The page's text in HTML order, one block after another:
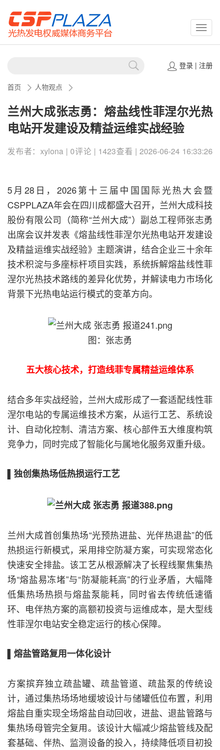
登录| 注册
首页 人物观点
兰州大成张志勇：熔盐线性菲涅尔光热
电站开发建设及精益运维实战经验
发布者：xylona | 0评论 | 1423查看 | 2026-06-24 16:33:26
5月28日，2026第十三届中国国际光热大会暨
CSPPLAZA年会在四川成都盛大召开，兰州大成科技
股份有限公司（简称“兰州大成”）副总工程师张志勇
出席会议并发表《熔盐线性菲涅尔光热电站开发建设
及精益运维实战经验》主题演讲，结合企业三十余年
技术积淀与多座标杆项目实践，系统拆解熔盐线性菲
涅尔光热技术路线的差异化优势，并解读电力市场化
背景下光热电站运行模式的变革方向。
图：张志勇
五大核心技术，打造线菲专属精益运维体系
结合多年实战经验，兰州大成形成了一套适配线性菲
涅尔电站的专属运维技术方案，从运行工艺、系统设
计、自动化控制、清洁方案、核心部件五大维度构筑
竞争力，同时完成了智能化与属地化服务双重升级。
▌独创集热场低热损运行工艺
兰州大成首创集热场“光预热进盐、光伴热退盐”的低
热损运行新模式，采用排空防凝方案，可实现常态化
快速安全排盐。该工艺从根源解决了长程线聚焦集热
场“熔盐易冻堵”与“防凝能耗高”的行业矛盾，大幅降
低集热场热损与熔盐泵能耗，同时省去传统低速循
环、电伴热方案的高额初投资与运维成本，是大型线
性菲涅尔电站安全稳定运行的核心保障。
▌熔盐管路复用一体化设计
方案摈弃独立疏盐罐、疏盐管道、疏盐泵的传统设
计，通过集热场场地缓坡设计与储罐低位布置，利用
熔盐自重实现全场熔盐自动回收，进盐、退盐管路与
集热场母管完全复用。该设计大幅减少熔盐管线及配
套基础、伴热、监测设备的投入，持续降低项目初投